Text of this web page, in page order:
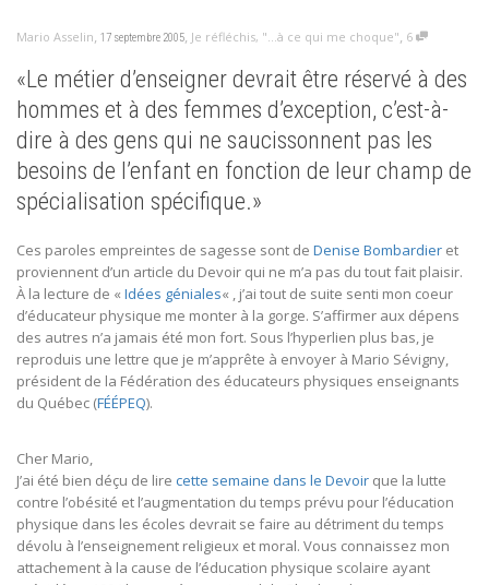
Mario Asselin, 17 septembre 2005, Je réfléchis, "...à ce qui me choque", 6
«Le métier d’enseigner devrait être réservé à des
hommes et à des femmes d’exception, c’est-à-
dire à des gens qui ne saucissonnent pas les
besoins de l’enfant en fonction de leur champ de
spécialisation spécifique.»
Ces paroles empreintes de sagesse sont de Denise Bombardier et
proviennent d’un article du Devoir qui ne m’a pas du tout fait plaisir.
À la lecture de « Idées géniales« , j’ai tout de suite senti mon coeur
d’éducateur physique me monter à la gorge. S’affirmer aux dépens
des autres n’a jamais été mon fort. Sous l’hyperlien plus bas, je
reproduis une lettre que je m’apprête à envoyer à Mario Sévigny,
président de la Fédération des éducateurs physiques enseignants
du Québec (FÉÉPEQ).
Cher Mario,
J’ai été bien déçu de lire cette semaine dans le Devoir que la lutte
contre l’obésité et l’augmentation du temps prévu pour l’éducation
physique dans les écoles devrait se faire au détriment du temps
dévolu à l’enseignement religieux et moral. Vous connaissez mon
attachement à la cause de l’éducation physique scolaire ayant